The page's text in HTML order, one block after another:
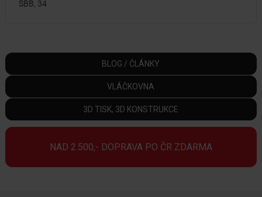
SBB, 34
BLOG / ČLÁNKY
VLÁČKOVNA
3D TISK, 3D KONSTRUKCE
NAD 2.500,- DOPRAVA PO ČR ZDARMA